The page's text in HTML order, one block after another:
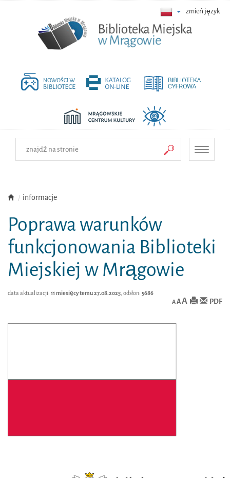
zmień język
Toggle
informacje
Poprawa warunków
funkcjonowania Biblioteki
Miejskiej w Mrągowie
data aktualizacji: 11 miesięcy temu 27.08.2025 , odsłon: 5686
AAA PDF